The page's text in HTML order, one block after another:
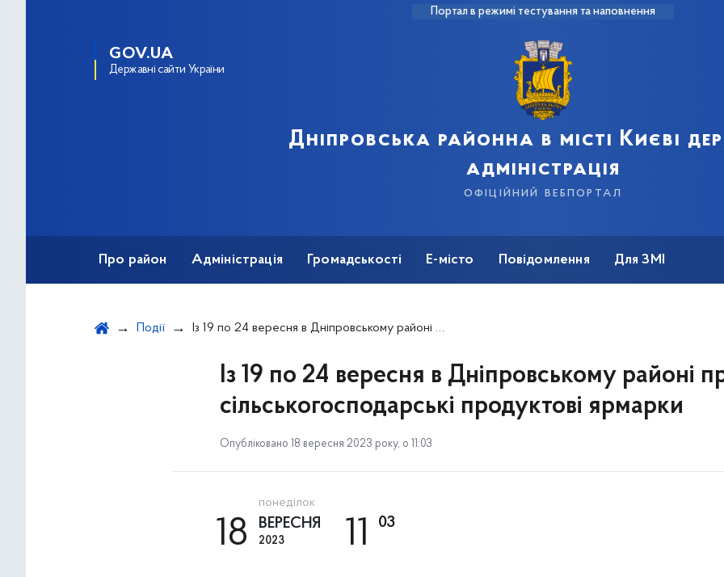
Портал в режимі тестування та наповнення
GOV.UA
Державні сайти України
Дніпровська районна в місті Києві
адміністрація
офіційний вебпортал
Про район Адміністрація Громадськості Е-місто Повідомлення Для ЗМІ
Події Із 19 по 24 вересня в Дніпровському районі пройдуть сільськогосподарські продуктові ярмарки
Із 19 по 24 вересня в Дніпровському районі
сільськогосподарські продуктові ярмарки
Опубліковано 18 вересня 2023 року, о 11:03
понеділок
18 ВЕРЕСНЯ
2023 11 03